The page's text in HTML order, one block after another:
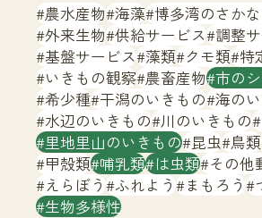
文字サイズ 小 中
生物多様性ふくおかウェブセ
サイトマップ
農水産物 海藻 博多湾のさか
外来生物 供給サービス 調整
基盤サービス 藻類 クモ類 特
いきもの観察 農畜産物 市の
希少種 干潟のいきもの 海の
水辺のいきもの 川のいきもの
里地里山のいきもの 昆虫 鳥類
甲殻類 哺乳類 は虫類 その他
えらぼう ふれよう まもろう
生物多様性